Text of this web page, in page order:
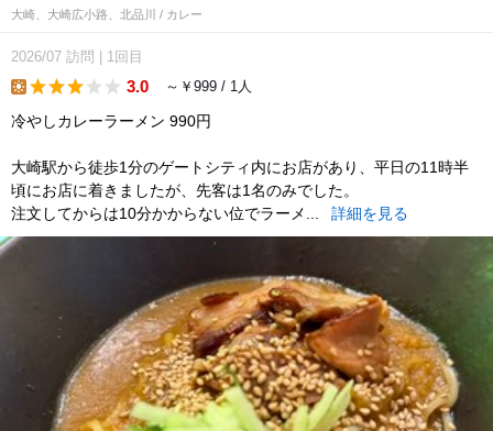
大崎、大崎広小路、北品川 / カレー
2026/07 訪問 1回目
3.0 ～￥999 / 1人
冷やしカレーラーメン 990円
大崎駅から徒歩1分のゲートシティ内にお店があり、平日の11時半
頃にお店に着きましたが、先客は1名のみでした。
注文してからは10分かからない位でラーメ...
詳細を見る